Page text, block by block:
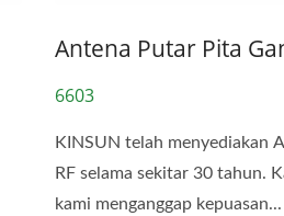
Antena Putar Pita
6603
KINSUN telah menyediakan
RF selama sekitar 30 tahun.
kami menganggap kepuasan...